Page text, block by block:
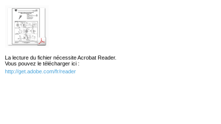
La lecture du fichier nécessite Acrobat Reader.
Vous pouvez le télécharger ici :
http://get.adobe.com/fr/reader